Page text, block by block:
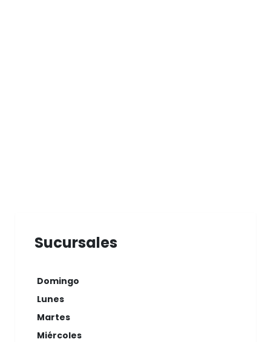
Sucursales
Domingo
Lunes
Martes
Miércoles